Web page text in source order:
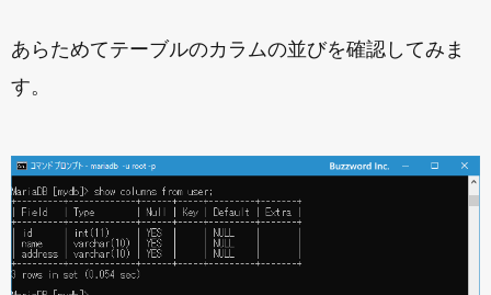
あらためてテーブルのカラムの並びを確認してみま
す。